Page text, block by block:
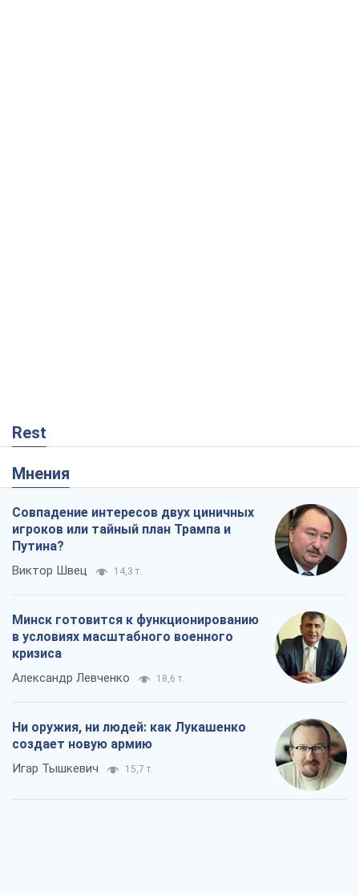
Rest
Мнения
Совпадение интересов двух циничных
игроков или тайный план Трампа и
Путина?
Виктор Швец 14,3 т.
Минск готовится к функционированию
в условиях масштабного военного
кризиса
Александр Левченко 18,6 т.
Ни оружия, ни людей: как Лукашенко
создает новую армию
Игар Тышкевич 15,7 т.